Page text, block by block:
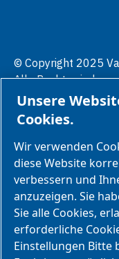
© Copyright 2025
Alle Rechte sind
vorbehalten.
Unsere
Cookies.
Wir verwenden
diese Website
verbessern und
anzuzeigen. Sie
Sie alle Cookies,
erforderliche
Einstellungen Bitte